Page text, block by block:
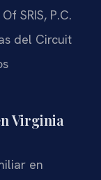
SRIS, P.C.
del Circuit
Virginia
en